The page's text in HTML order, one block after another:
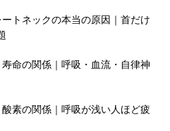
トネックの本当の原因｜首だけ
命の関係｜呼吸・血流・自律神
素の関係｜呼吸が浅い人ほど疲